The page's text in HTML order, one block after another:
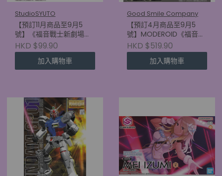
StudioSYUTO
【預訂11月商品至9月5
號】《福音戰士新劇場
版》SYUTO Tiny Scale
1/350 近距航空支援用垂
直起降對地攻擊機 YAGR-
3B (4580620730717)
HKD $99.90
加入購物車
Good Smile Company
【預訂4月商品至9月5
號】MODEROID《福音戰
士新劇場版》福音戰士臨
時5號機
(4570232590687)
HKD $519.90
加入購物車